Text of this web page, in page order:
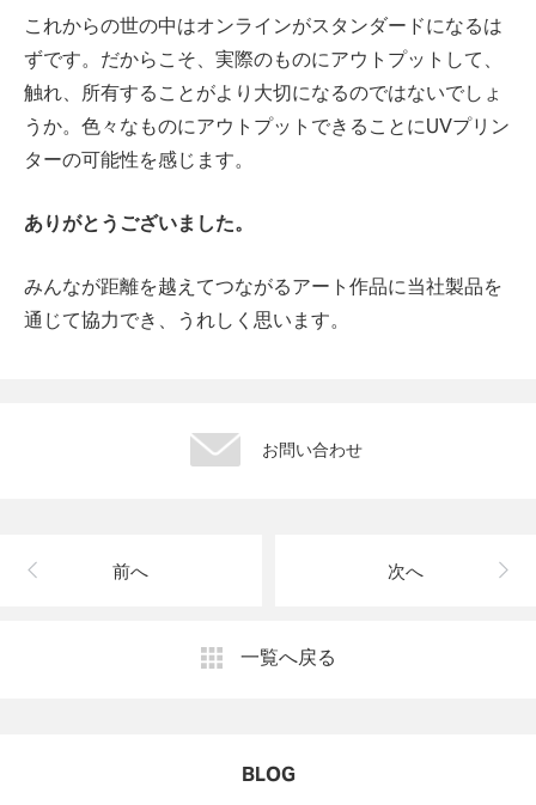
これからの世の中はオンラインがスタンダードになるは
ずです。だからこそ、実際のものにアウトプットして、
触れ、所有することがより大切になるのではないでしょ
うか。色々なものにアウトプットできることにUVプリン
ターの可能性を感じます。
ありがとうございました。
みんなが距離を越えてつながるアート作品に当社製品を
通じて協力でき、うれしく思います。
お問い合わせ
前へ 次へ
一覧へ戻る
BLOG